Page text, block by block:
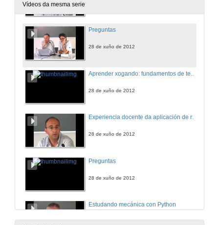
Vídeos da mesma serie
Preguntas
28 de xuño de 2012
28 de xuño de 2012
Experiencia docente da aplicación de recursos virtuais na asignatura Materiais de Construcción
28 de xuño de 2012
Preguntas
28 de xuño de 2012
Estudando mecánica con Python
28 de xuño de 2012